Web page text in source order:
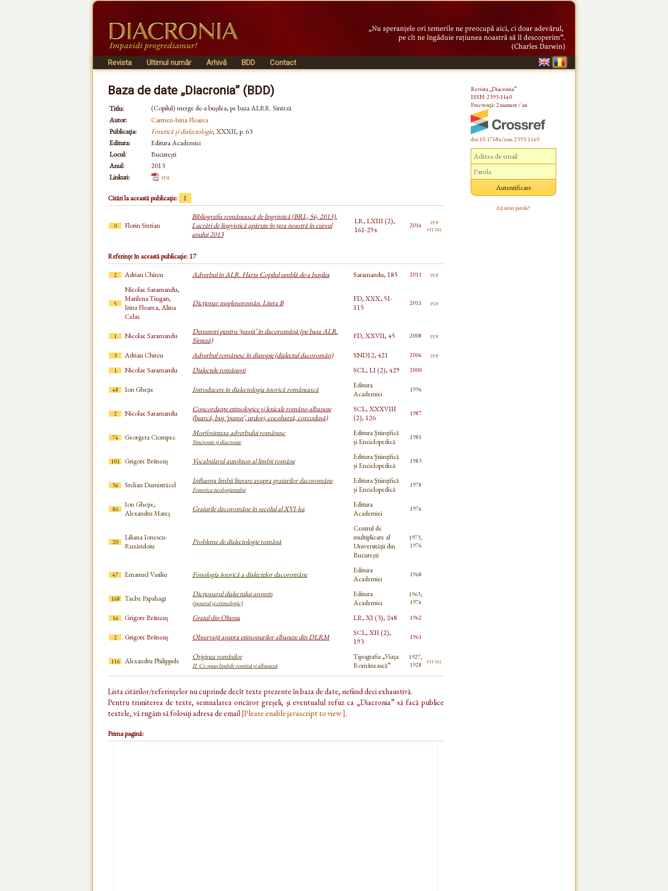
Revista Ultimul număr Arhivă BDD Contact
Baza de date „Diacronia” (BDD)
Titlu:
(Copilul) merge de-a bușilea, pe baza ALRR. Sinteză
Autor:
Carmen-Irina Floarea
Publicația:
Fonetică și dialectologie, XXXII, p. 63
Editura:
Editura Academiei
Locul:
București
Anul:
2013
Linkuri:
pdf
Citări la această publicație: 1
0 Florin Sterian
Bibliografia românească de lingvistică (BRL, 56, 2013).
Lucrări de lingvistică apărute în țara noastră în cursul
anului 2013
LR, LXIII (2),
161-294
2014 pdf
html
Referințe în această publicație: 17
2 Adrian Chircu Adverbul în ALR. Harta Copilul umblă de-a bușilea Saramandu, 185 2011 pdf
5
Nicolae Saramandu,
Marilena Tiugan,
Irina Floarea, Alina
Celac
Dicționar meglenoromân. Litera B
FD, XXX, 51-
115
2011 pdf
1 Nicolae Saramandu
Denumiri pentru ‘țeastă’ în dacoromână (pe baza ALR.
Sinteză)
FD, XXVII, 45 2008 pdf
3 Adrian Chircu Adverbul românesc în diatopie (dialectul dacoromân) SND12, 421 2006 pdf
1 Nicolae Saramandu Dialectele românești SCL, LI (2), 429 2000
48 Ion Gheție Introducere în dialectologia istorică românească
Editura
Academiei
1994
2 Nicolae Saramandu
Concordanțe etimologice și lexicale româno-albaneze
(bearcă, buș ‘pumn’, urdori, cocobarză, corcodușă)
SCL, XXXVIII
(2), 126
1987
74 Georgeta Ciompec Morfosintaxa adverbului românesc
Sincronie și diacronie
Editura Științifică
și Enciclopedică
1985
101 Grigore Brâncuș Vocabularul autohton al limbii române
Editura Științifică
și Enciclopedică
1983
36 Stelian Dumistrăcel Influenţa limbii literare asupra graiurilor dacoromâne
Fonetica neologismului
Editura Științifică
și Enciclopedică
1978
86
Ion Gheție,
Alexandru Mareș
Graiurile dacoromâne în secolul al XVI-lea
Editura
Academiei
1974
20
Liliana Ionescu-
Ruxăndoiu
Probleme de dialectologie română
Centrul de
multiplicare al
Universității din
București
1973,
1976
47 Emanuel Vasiliu Fonologia istorică a dialectelor dacoromâne
Editura
Academiei
1968
168 Tache Papahagi Dicţionarul dialectului aromîn
(general şi etimologic)
Editura
Academiei
1963;
1974
14
Grigore Brâncuș Graiul din Oltenia LR, XI (3), 248 1962
2 Grigore Brâncuș Observații asupra etimonurilor albaneze din DLRM
SCL, XII (2),
193
1961
116 Alexandru Philippide Originea romînilor
II. Ce spun limbile romînă și albaneză
Tipografia „Viața
Românească”
1927,
1928
html
Lista citărilor/referințelor nu cuprinde decît texte prezente în baza de date, nefiind deci exhaustivă.
Pentru trimiterea de texte, semnalarea oricăror greșeli, și eventualul refuz ca „Diacronia” să facă publice
textele, vă rugăm să folosiți adresa de email[Please enable javascript to view.].
Prima pagină:
Revista „Diacronia”
ISSN: 2393-1140
Frecvență: 2 numere / an
doi:10.17684/issn.2393-1140
Ați uitat parola?